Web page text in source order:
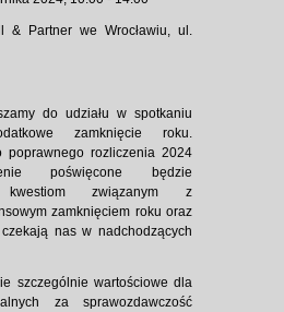
& Partner we Wrocławiu, ul.
do udziału w spotkaniu
zamknięcie roku.
poprawnego rozliczenia 2024
poświęcone będzie
kwestiom związanym z
zamknięciem roku oraz
nas w nadchodzących
szczególnie wartościowe dla
za sprawozdawczość